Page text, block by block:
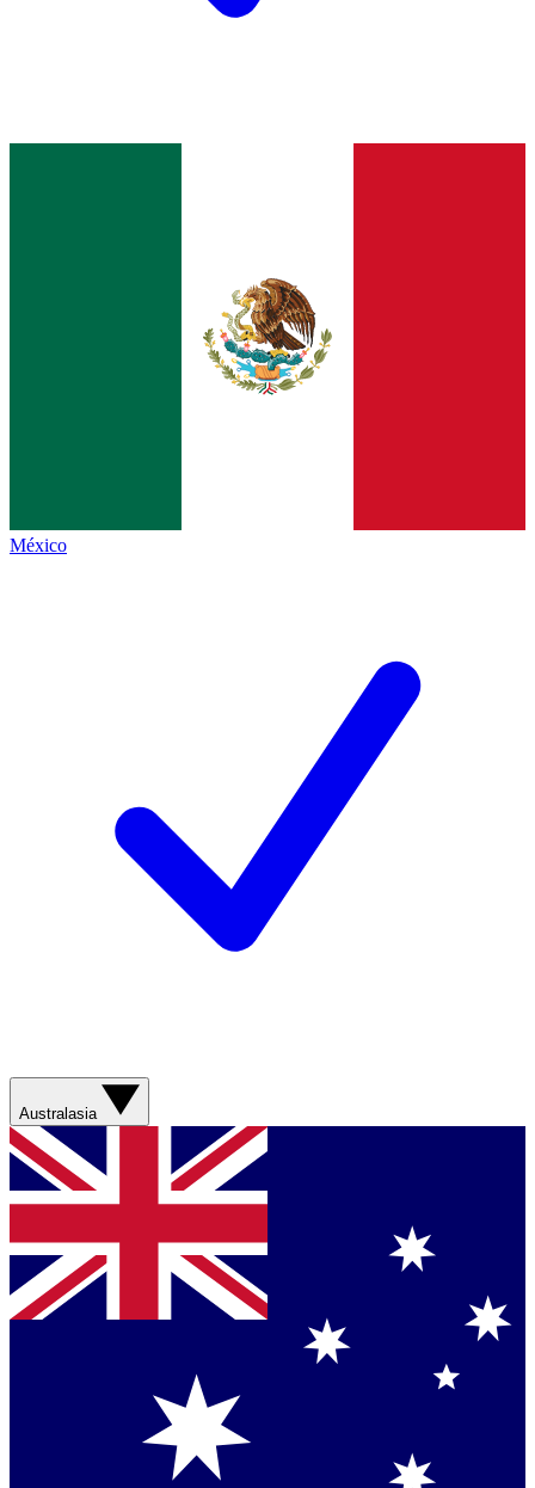
México
Australasia